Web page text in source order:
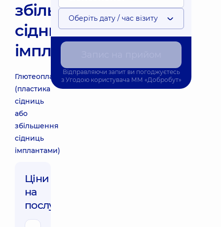
збільшення
сідниць
імплантами)
Глютеопластика
(пластика
сідниць
або
збільшення
сідниць
імплантами)
Ціни
на
послуги:
Оберіть дату / час візиту
Відправляючи запит ви погоджуєтесь
з Угодою користувача ММ «Добробут»